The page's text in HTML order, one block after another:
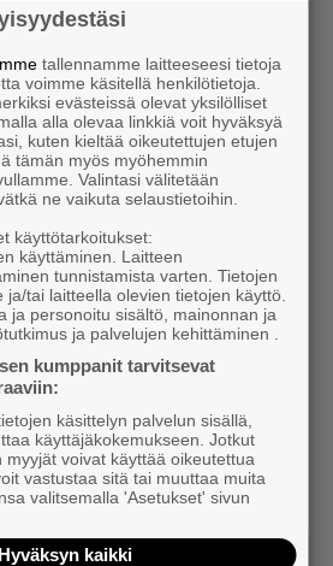
jälleen kuntien elinkeinopolitiikan
nuorten
yhdistyksille ja
(toiminta-aika 2.5.
Uutinen
julkaistu,
korvaa muovisen –
puhelimeesi
tallennamme laitteeseesi tietoja
voimme käsitellä henkilötietoja.
evästeissä olevat yksilölliset
alla olevaa linkkiä voit hyväksyä
kuten kieltää oikeutettujen etujen
tämän myös myöhemmin
Valintasi välitetään
ne vaikuta selaustietoihin.
käyttötarkoitukset:
käyttäminen. Laitteen
tunnistamista varten. Tietojen
tai laitteella olevien tietojen käyttö.
ja personoitu sisältö, mainonnan ja
ja palvelujen kehittäminen .
kumppanit tarvitsevat
käsittelyn palvelun sisällä,
käyttäjäkokemukseen. Jotkut
myyjät voivat käyttää oikeutettua
vastustaa sitä tai muuttaa muita
valitsemalla 'Asetukset' sivun
Hyväksyn kaikki